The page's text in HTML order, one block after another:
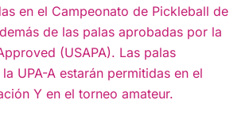
en el Campeonato de Pickleball de
de las palas aprobadas por la
(USAPA). Las palas
UPA-A estarán permitidas en el
Y en el torneo amateur.